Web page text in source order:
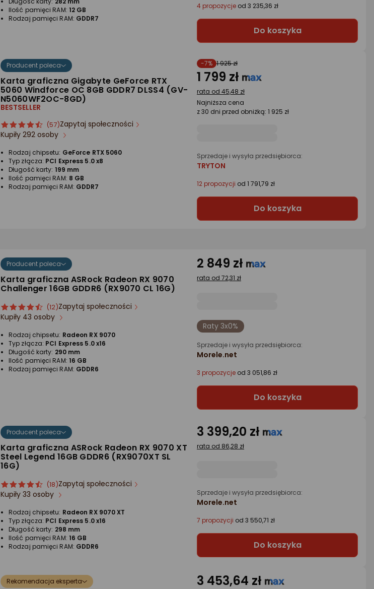
Ilość pamięci RAM: 12 GB
Rodzaj pamięci RAM: GDDR7
4 propozycje od 3 235,36 zł
Do koszyka
Producent poleca
Karta graficzna Gigabyte GeForce RTX
5060 Windforce OC 8GB GDDR7 DLSS4 (GV-
N5060WF2OC-8GD)
BESTSELLER
ocena
produktu
gwiazdki
Ocena
produktu
(57)Zapytaj społeczności
Kupiły 292 osoby
Rodzaj chipsetu: GeForce RTX 5060
Typ złącza: PCI Express 5.0 x8
Długość karty: 199 mm
Ilość pamięci RAM: 8 GB
Rodzaj pamięci RAM: GDDR7
-7% 1 925 zł
1 799 zł
rata od 45,48 zł
Najniższa cena
z 30 dni przed obniżką: 1 925 zł
Sprzedaje i wysyła przedsiębiorca:
TRYTON
12 propozycji od 1 791,79 zł
Do koszyka
Producent poleca
Karta graficzna ASRock Radeon RX 9070
Challenger 16GB GDDR6 (RX9070 CL 16G)
ocena
produktu
gwiazdki
Ocena
produktu
(12)Zapytaj społeczności
Kupiły 43 osoby
Rodzaj chipsetu: Radeon RX 9070
Typ złącza: PCI Express 5.0 x16
Długość karty: 290 mm
Ilość pamięci RAM: 16 GB
Rodzaj pamięci RAM: GDDR6
2 849 zł
rata od 72,31 zł
Raty 3x0%
Sprzedaje i wysyła przedsiębiorca:
Morele.net
3 propozycje od 3 051,86 zł
Do koszyka
Producent poleca
Karta graficzna ASRock Radeon RX 9070 XT
Steel Legend 16GB GDDR6 (RX9070XT SL
16G)
ocena
produktu
gwiazdki
Ocena
produktu
(18)Zapytaj społeczności
Kupiły 33 osoby
Rodzaj chipsetu: Radeon RX 9070 XT
Typ złącza: PCI Express 5.0 x16
Długość karty: 298 mm
Ilość pamięci RAM: 16 GB
Rodzaj pamięci RAM: GDDR6
3 399,20 zł
rata od 86,28 zł
Sprzedaje i wysyła przedsiębiorca:
Morele.net
7 propozycji od 3 550,71 zł
Do koszyka
Rekomendacja eksperta 3 453,64 zł